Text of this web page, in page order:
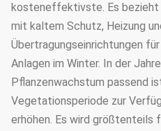
kosteneffektivste. Es bezieht
mit kaltem Schutz, Heizung
Übertragungseinrichtungen
Anlagen im Winter. In der
Pflanzenwachstum passend
Vegetationsperiode zur
erhöhen. Es wird größtenteils